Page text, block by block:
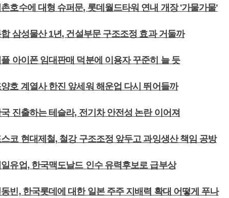
호수에 대형 슈퍼문, 롯데월드타워 연내 개장 '가물가물'
삼성물산 1년, 건설부문 구조조정 효과 거둘까
아이폰 임대판매 덕분에 이용자 꾸준히 늘 듯
호 계열사 한진 앞세워 해운업 다시 뛰어들까
진출하는 테슬라, 전기차 안전성 논란 이어져
코 현대제철, 철강 구조조정 앞두고 과잉생산 책임 공방
유업, 한국맥도날드 인수 유력후보로 급부상
빈, 한국롯데에 대한 일본 주주 지배력 확대 어떻게 푸나